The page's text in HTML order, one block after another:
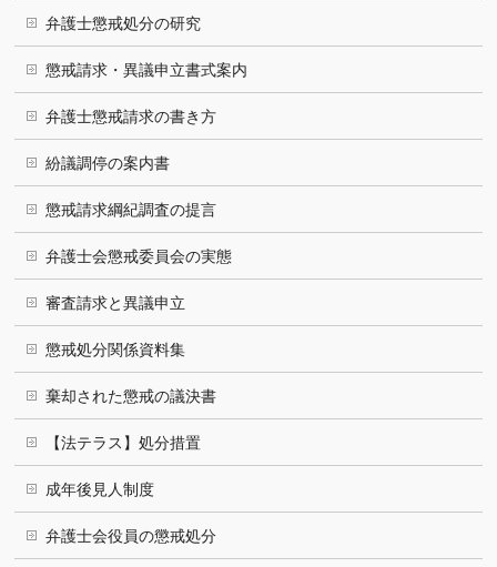
弁護士懲戒処分の研究
懲戒請求・異議申立書式案内
弁護士懲戒請求の書き方
紛議調停の案内書
懲戒請求綱紀調査の提言
弁護士会懲戒委員会の実態
審査請求と異議申立
懲戒処分関係資料集
棄却された懲戒の議決書
【法テラス】処分措置
成年後見人制度
弁護士会役員の懲戒処分